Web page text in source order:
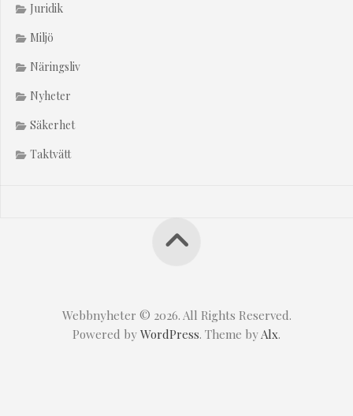
Juridik
Miljö
Näringsliv
Nyheter
Säkerhet
Taktvätt
Webbnyheter © 2026. All Rights Reserved.
Powered by WordPress. Theme byAlx.